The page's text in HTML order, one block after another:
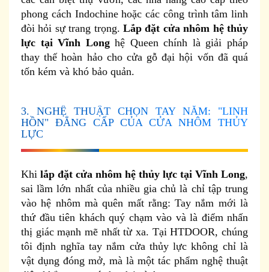
phong cách Indochine hoặc các công trình tâm linh
đòi hỏi sự trang trọng. Lắp đặt cửa nhôm hệ thủy
lực tại Vĩnh Longhệ Queen chính là giải pháp
thay thế hoàn hảo cho cửa gỗ đại hội vốn đã quá
tốn kém và khó bảo quản.
3. NGHỆ THUẬT CHỌN TAY NẮM: "LINH
HỒN" ĐẲNG CẤP CỦA CỬA NHÔM THỦY
LỰC
Khi lắp đặt cửa nhôm hệ thủy lực tại Vĩnh Long,
sai lầm lớn nhất của nhiều gia chủ là chỉ tập trung
vào hệ nhôm mà quên mất rằng: Tay nắm mới là
thứ đầu tiên khách quý chạm vào và là điểm nhấn
thị giác mạnh mẽ nhất từ xa. Tại HTDOOR, chúng
tôi định nghĩa tay nắm cửa thủy lực không chỉ là
vật dụng đóng mở, mà là một tác phẩm nghệ thuật